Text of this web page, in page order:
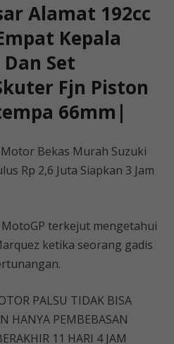
Alamat 192cc
Kepala
Set
Fjn Piston
66mm|
Bekas Murah Suzuki
Rp 2,6 Juta Siapkan 3 Jam
MotoGP terkejut mengetahui
ketika seorang gadis
PALSU TIDAK BISA
HANYA PEMBEBASAN
11 HARI 4 JAM